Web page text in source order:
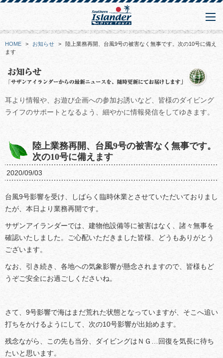
HOME > お知らせ >
陸上業務再開、台風9号の被害なく無事です。次の10号に備え
ます
耳より情報や、お遊び企画への参加お誘いなど、皆様のダイビング
ライフのサポートとなるよう、細やかに情報発信をしてゆきます。
陸上業務再開、台風9号の被害なく無事です。
次の10号に備えます
2020/09/03
台風9号影響を受け、しばらく臨時休業とさせていただいておりまし
たが、本日より業務再開です。
サザンアイランダーでは、建物他設備等に被害はなく、諸々無事を
確認いたしました。ご心配いただきました皆様、どうもありがとう
ございます。
なお、引き続き、各地への気象影響が懸念されますので、皆様もど
うぞご安全にお過ごしくださいね。
さて、9号影響で海はまだ荒れた状態となっていますが、そこへ追い
打ちをかけるようにして、次の10号影響が出始めます。
残念ながら、この先も当分、ダイビングはＮＧ…回復を気長に待ち
たいと思います。